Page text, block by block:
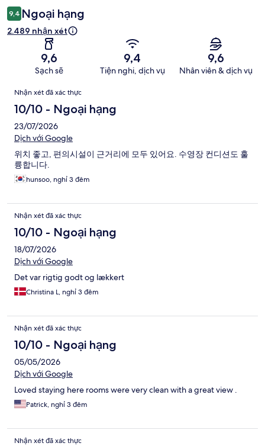
9,4 Ngoại hạng
2.489 nhận xét
9,6
Sạch sẽ
9,4
Tiện nghi, dịch vụ
9,6
Nhân viên & dịch vụ
Nhận
xét
Nhận xét đã xác thực
10/10 - Ngoại hạng
23/07/2026
Dịch với Google
위치 좋고, 편의시설이 근거리에 모두 있어요. 수영장 컨디션도 훌
륭합니다.
hunsoo, nghỉ 3 đêm
Nhận xét đã xác thực
10/10 - Ngoại hạng
18/07/2026
Dịch với Google
Det var rigtig godt og lækkert
Christina L, nghỉ 3 đêm
Nhận xét đã xác thực
10/10 - Ngoại hạng
05/05/2026
Dịch với Google
Loved staying here rooms were very clean with a great view .
Patrick, nghỉ 3 đêm
Nhận xét đã xác thực